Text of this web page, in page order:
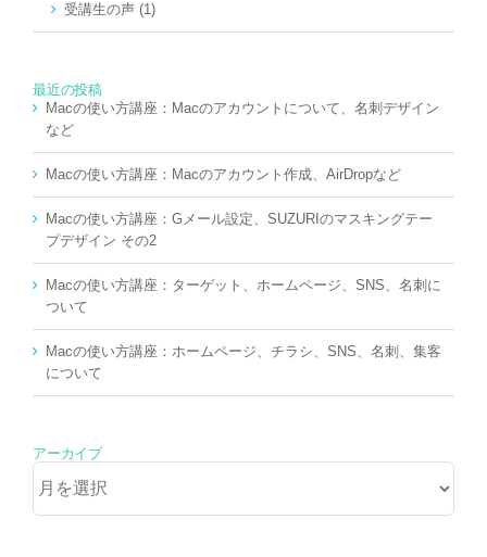
受講生の声 (1)
最近の投稿
Macの使い方講座：Macのアカウントについて、名刺デザイン
など
Macの使い方講座：Macのアカウント作成、AirDropなど
Macの使い方講座：Gメール設定、SUZURIのマスキングテー
プデザイン その2
Macの使い方講座：ターゲット、ホームページ、SNS、名刺に
ついて
Macの使い方講座：ホームページ、チラシ、SNS、名刺、集客
について
アーカイブ
ー
カ